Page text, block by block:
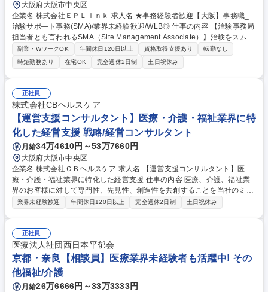
大阪府大阪市中央区
企業名 株式会社ＥＰＬｉｎｋ 求人名 ★事務経験者歓迎【大阪】事務職_
治験サポ―ト事務(SMA)/業界未経験歓迎/WLB◎ 仕事の内容 【治験事務局
担当者とも言われるSMA（Site Management Associate）】治験をスムー
ズに行えるように、治験に必要な書類の作成や管理、各種委員会などの運
営サポートをすることです。 【業務詳細】 ■治験事務局支援作業 ■医療機
関との折衝 ■IRB（治験審査委員会）の運営、支援業務 ■書類作成、ファ
イリング ※レベルは不問ですが、業務上Word、Excelは必須です。 募集
職種 ★事務経験者歓迎【大阪】事務職_治験サポ―ト事務(SMA)/業界未経
験歓迎/WLB◎
副業・WワークOK 年間休日120日以上 資格取得支援あり
転勤なし
時短勤務あり
在宅OK 完全週休2日制 土日祝休み
正社員
株式会社CBヘルスケア
【運営支援コンサルタント】医療・介護・福祉業界に特
化した経営支援 戦略/経営コンサルタント
月給34万4610円～53万7660円
大阪府大阪市中央区
企業名 株式会社ＣＢヘルスケア 求人名 【運営支援コンサルタント】医
療・介護・福祉業界に特化した経営支援 仕事の内容 医療、介護、福祉業
界のお客様に対して専門性、先見性、創造性を共創することを当社のミッ
ションとして、高齢者向け住まいのマネジメントから始める地域包括ケア
提案・経営会議・運営会議へのアドバイザー参加・事業多角化支援（新規
展開提案）、既存事業（薬局・クリニック）との連携促進■「現場スタッ
フ」向け運営指導：現場責任者育成、運営フロー構築、入居促進、業績指
標モニタリング（売上分析・戦略立案）、運営書類整備チェック・作成支
援、顧客対応相談 募集職種 【運営支援コンサルタント】医療・介護・福
祉業界に特化した経営支援
業界未経験歓迎 年間休日120日以上 完全週休2日制 土日祝休み
正社員
医療法人社団西日本平郁会
京都・奈良【相談員】医療業界未経験者も活躍中! その
他福祉/介護
月給26万6666円～33万3333円